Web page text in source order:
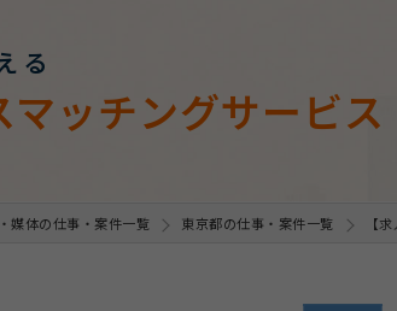
る
ッチングサービス
媒体の仕事・案件一覧 東京都の仕事・案件一覧 【